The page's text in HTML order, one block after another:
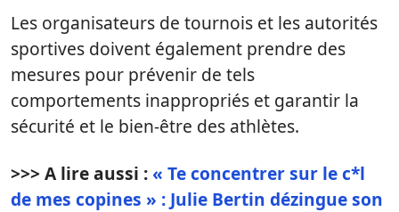
Les organisateurs de tournois et les autorités
sportives doivent également prendre des
mesures pour prévenir de tels
comportements inappropriés et garantir la
sécurité et le bien-être des athlètes.
>>> A lire aussi :« Te concentrer sur le c*l
de mes copines » : Julie Bertin dézingue son